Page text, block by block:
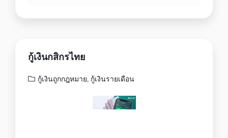
กู้เงินกสิกรไทย
กู้เงินถูกกฎหมาย, กู้เงินรายเดือน